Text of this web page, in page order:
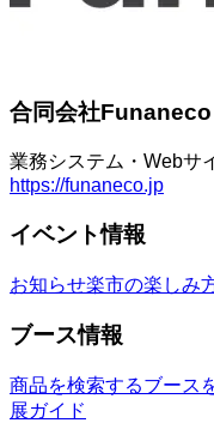
合同会社Funaneco
業務システム・Webサ
https://funaneco.jp
イベント情報
お知らせ楽市の楽しみ
ブース情報
商品を検索するブース
展ガイド